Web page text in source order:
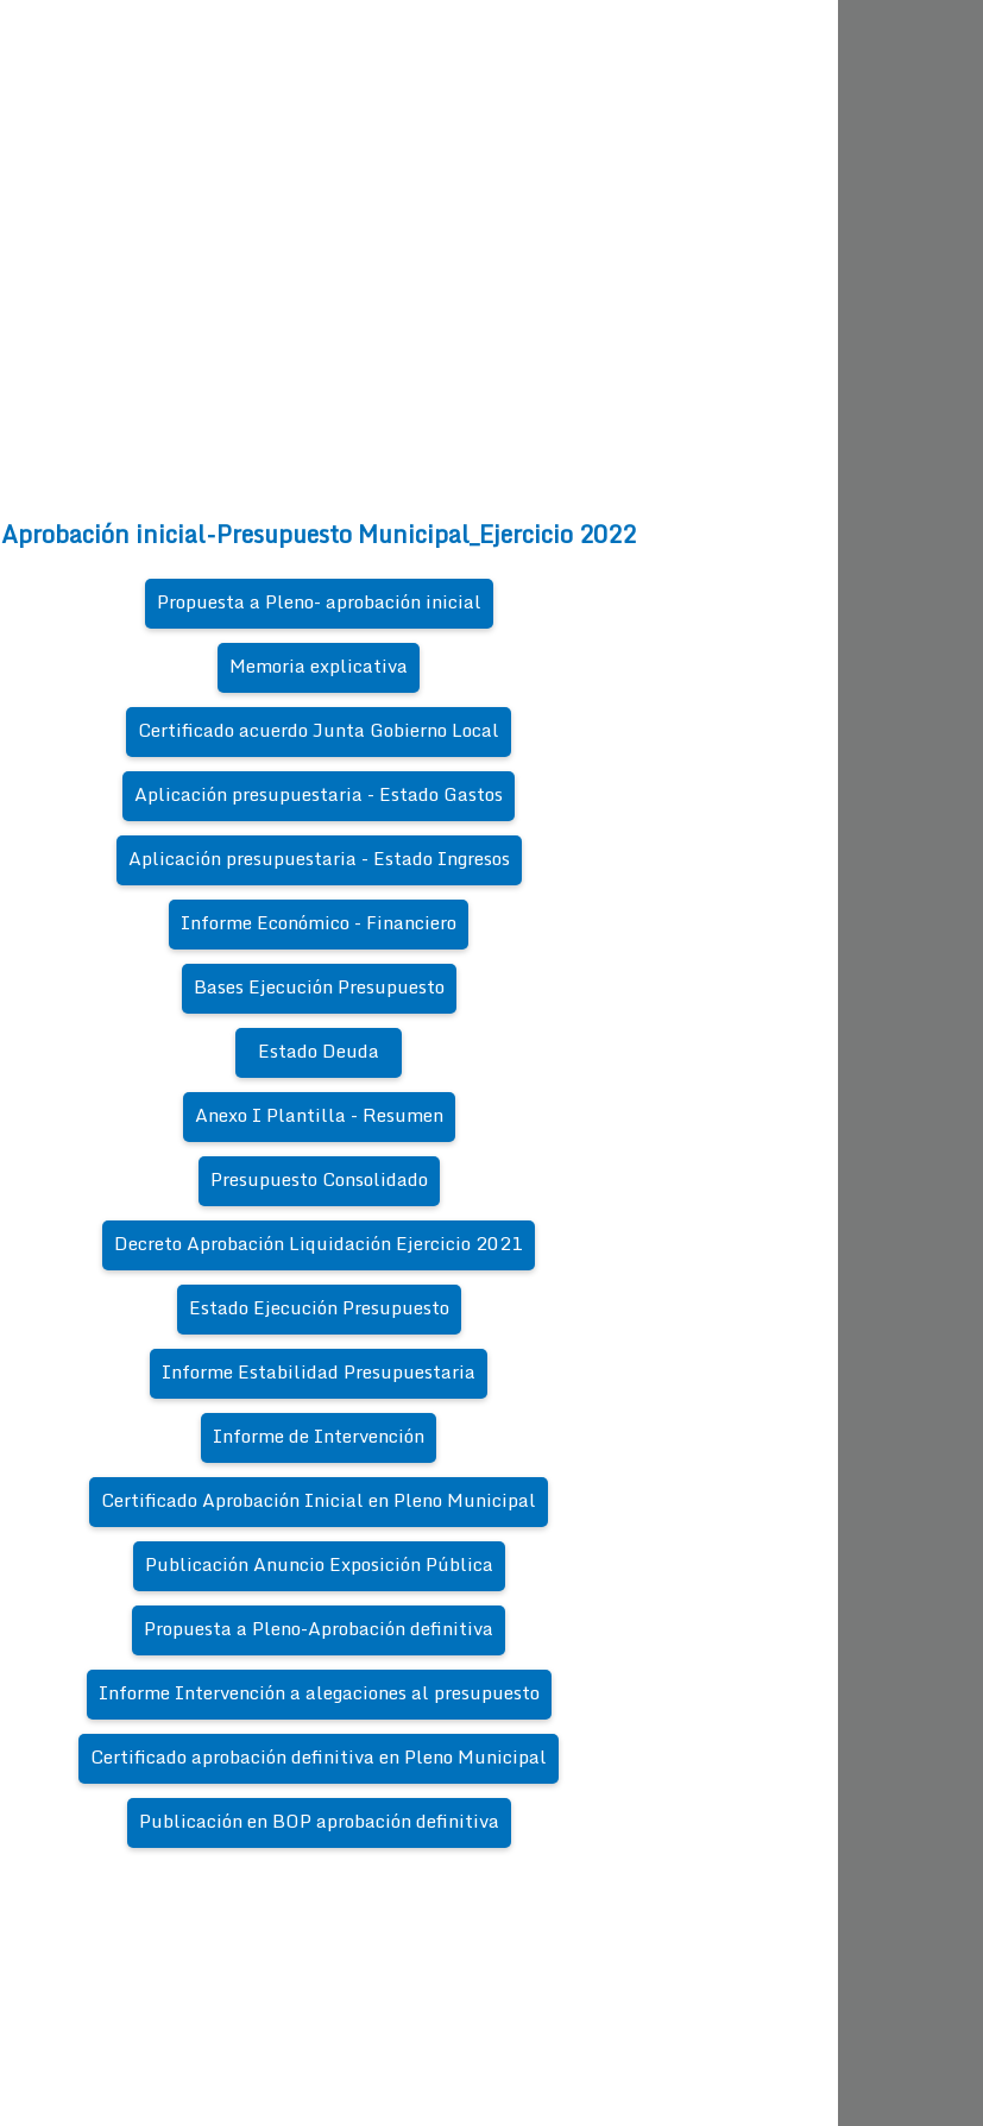
Aprobación inicial-Presupuesto Municipal_Ejercicio 2022
Propuesta a Pleno- aprobación inicial
Memoria explicativa
Certificado acuerdo Junta Gobierno Local
Aplicación presupuestaria - Estado Gastos
Aplicación presupuestaria - Estado Ingresos
Informe Económico - Financiero
Bases Ejecución Presupuesto
Estado Deuda
Anexo I Plantilla - Resumen
Presupuesto Consolidado
Decreto Aprobación Liquidación Ejercicio 2021
Estado Ejecución Presupuesto
Informe Estabilidad Presupuestaria
Informe de Intervención
Certificado Aprobación Inicial en Pleno Municipal
Publicación Anuncio Exposición Pública
Propuesta a Pleno-Aprobación definitiva
Informe Intervención a alegaciones al presupuesto
Certificado aprobación definitiva en Pleno Municipal
Publicación en BOP aprobación definitiva